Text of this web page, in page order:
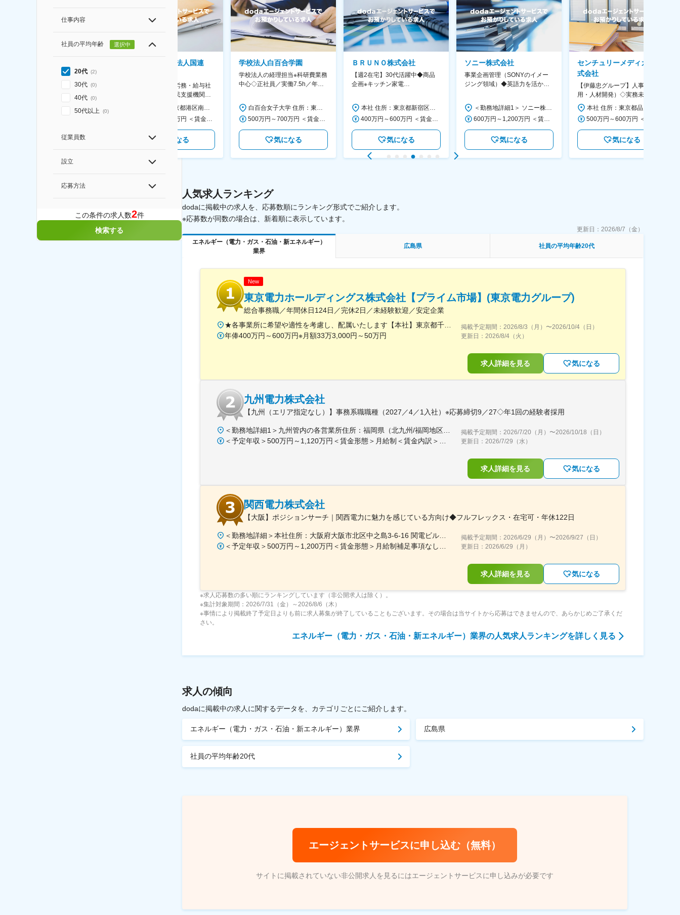
仕事内容
社員の平均年齢 選択中
20代 (2)
30代 (0)
40代 (0)
50代以上 (0)
従業員数
設立
応募方法
この条件の求人数2件
検索する
【庶務アシスタント】ポケモン
シリーズ開発企業◆書類作成・
データ入力など◆年休126日・
本社 住所：東京都千代田区神田錦町2-2-1 KANDASQUARE 受動喫煙対策：屋内全面禁煙 変更の範囲：会社の定める事業所
気になる
特定非営利活動法人国連
【表参道】人事（労務・給与社
保等）◆国連の難民支援機関の
活動を支える日本公式支援窓口
気になる
学校法人白百合学園
学校法人の経理担当※科研費業務
中心◇正社員／実働7.5h／年休
気になる
ＢＲＵＮＯ株式会社
【週2在宅】30代活躍中◆商品
企画※キッチン家電
気になる
ソニー株式会社
事業企画管理（SONYのイメー
ジング領域）◆英語力を活か
気になる
センチュリーメディカル株
式会社
【伊藤忠グループ】人事（採
用・人材開発）◇実務未経験歓
迎！／リモート有／年休124日
／福利厚生充実◇
気になる
人気求人ランキング
dodaに掲載中の求人を、応募数順にランキング形式でご紹介します。
※応募数が同数の場合は、新着順に表示しています。
更新日： 2026/8/7（金）
エネルギー（電力・ガス・石油・新エネルギー）
業界
広島県 社員の平均年齢20代
New
東京電力ホールディングス株式会社【プライム市場】(東京電力グループ)
総合事務職／年間休日124日／完休2日／未経験歓迎／安定企業
年俸400万円～600万円※月額33万3,000円～50万円
掲載予定期間： 2026/8/3（月） 〜2026/10/4（日）
更新日： 2026/8/4（火）
求人詳細を見る 気になる
九州電力株式会社
【九州（エリア指定なし）】事務系職職種（2027／4／1入社）※応募締切9／27◇年1回の経験者採用
掲載予定期間： 2026/7/20（月） 〜2026/10/18（日）
更新日： 2026/7/29（水）
求人詳細を見る 気になる
関西電力株式会社
【大阪】ポジションサーチ｜関西電力に魅力を感じている方向け◆フルフレックス・在宅可・年休122日
掲載予定期間： 2026/6/29（月） 〜2026/9/27（日）
更新日： 2026/6/29（月）
求人詳細を見る 気になる
※求人応募数の多い順にランキングしています（非公開求人は除く）。
※集計対象期間：2026/7/31（金）～2026/8/6（木）
※事情により掲載終了予定日よりも前に求人募集が終了していることもございます。その場合は当サイトから応募はできませんので、あらかじめご了承くだ
さい。
エネルギー（電力・ガス・石油・新エネルギー）業界の人気求人ランキングを詳しく見る
求人の傾向
dodaに掲載中の求人に関するデータを、カテゴリごとにご紹介します。
エネルギー（電力・ガス・石油・新エネルギー）業界 広島県
社員の平均年齢20代
エージェントサービスに申し込む（無料）
サイトに掲載されていない非公開求人を見るにはエージェントサービスに申し込みが必要です